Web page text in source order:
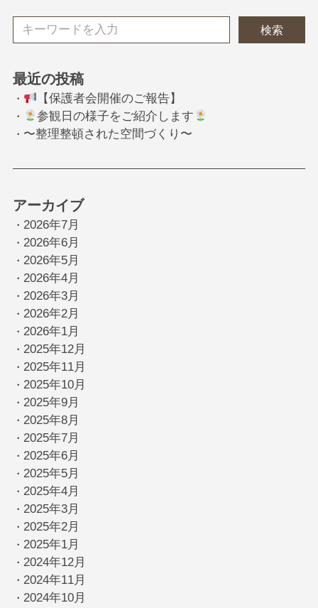
検索
最近の投稿
・ 【保護者会開催のご報告】
・ 参観日の様子をご紹介します
・ 〜整理整頓された空間づくり〜
アーカイブ
・ 2026年7月
・ 2026年6月
・ 2026年5月
・ 2026年4月
・ 2026年3月
・ 2026年2月
・ 2026年1月
・ 2025年12月
・ 2025年11月
・ 2025年10月
・ 2025年9月
・ 2025年8月
・ 2025年7月
・ 2025年6月
・ 2025年5月
・ 2025年4月
・ 2025年3月
・ 2025年2月
・ 2025年1月
・ 2024年12月
・ 2024年11月
・ 2024年10月